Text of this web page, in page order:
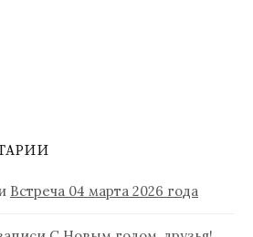
Встреча 04 марта 2026 года